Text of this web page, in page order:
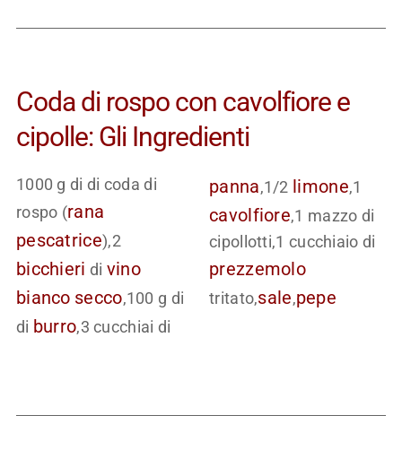
Coda di rospo con cavolfiore e
cipolle: Gli Ingredienti
1000 g di di coda di
rospo (rana
pescatrice),2
bicchieri di vino
bianco secco,100 g di
di burro,3 cucchiai di
panna,1/2 limone,1
cavolfiore,1 mazzo di
cipollotti,1 cucchiaio di
prezzemolo
tritato,sale,pepe